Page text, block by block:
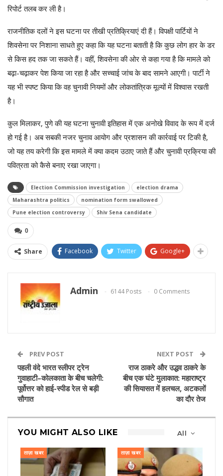
रिपोर्ट तलब कर ली है।
राजनीतिक दलों ने इस घटना पर तीखी प्रतिक्रियाएं दी हैं। विपक्षी पार्टियों ने
शिवसेना पर निशाना साधते हुए कहा कि यह घटना बताती है कि कुछ लोग हार के डर
से किस हद तक जा सकते हैं। वहीं, शिवसेना की ओर से कहा गया है कि मामले को
बढ़ा-चढ़ाकर पेश किया जा रहा है और सच्चाई जांच के बाद सामने आएगी। पार्टी ने
यह भी स्पष्ट किया कि वह चुनावी नियमों और लोकतांत्रिक मूल्यों में विश्वास रखती
है।
कुल मिलाकर, पुणे की यह घटना चुनावी इतिहास में एक अनोखे विवाद के रूप में दर्ज
हो गई है। अब सबकी नजर चुनाव आयोग और प्रशासन की कार्रवाई पर टिकी है,
जो यह तय करेगी कि इस मामले में क्या कदम उठाए जाते हैं और चुनावी प्रक्रिया की
पवित्रता को कैसे बनाए रखा जाएगा।
Election Commission investigation
election drama
Maharashtra politics
nomination form swallowed
Pune election controversy
Shiv Sena candidate
0
Share Facebook Twitter Google+
Admin 6144 Posts 0 Comments
PREV POST
पहली वंदे भारत स्लीपर ट्रेन
गुवाहाटी–कोलकाता के बीच चलेगी:
पूर्वोत्तर को हाई-स्पीड रेल से बड़ी
सौगात
NEXT POST
राज ठाकरे और उद्धव ठाकरे के
बीच एक घंटे मुलाकात: महाराष्ट्र
की सियासत में हलचल, अटकलों
का दौर तेज
All
YOU MIGHT ALSO LIKE
ताज़ा खबर ताज़ा खबर